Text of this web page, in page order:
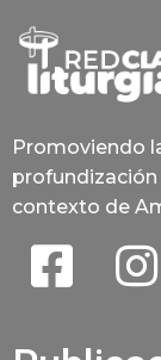
Promoviendo
profundización
contexto de